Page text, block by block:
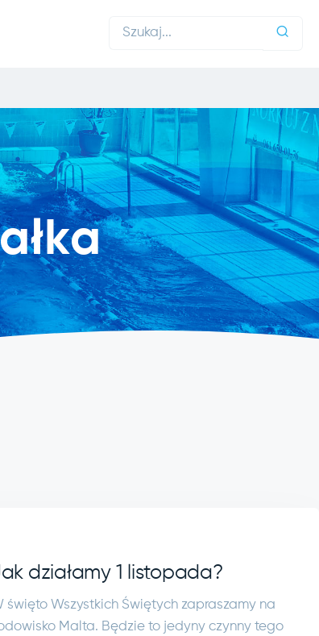
działamy 1 listopada?
święto Wszystkich Świętych zapraszamy na
Malta. Będzie to jedyny czynny tego